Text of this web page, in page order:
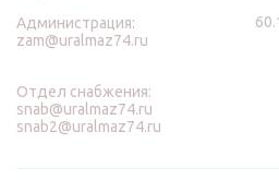
Администрация:
zam@uralmaz74.ru
Отдел снабжения:
snab@uralmaz74.ru
snab2@uralmaz74.ru